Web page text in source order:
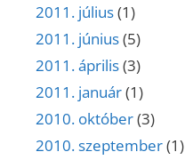
2011. július(1)
2011. június(5)
2011. április(3)
2011. január(1)
2010. október(3)
2010. szeptember(1)